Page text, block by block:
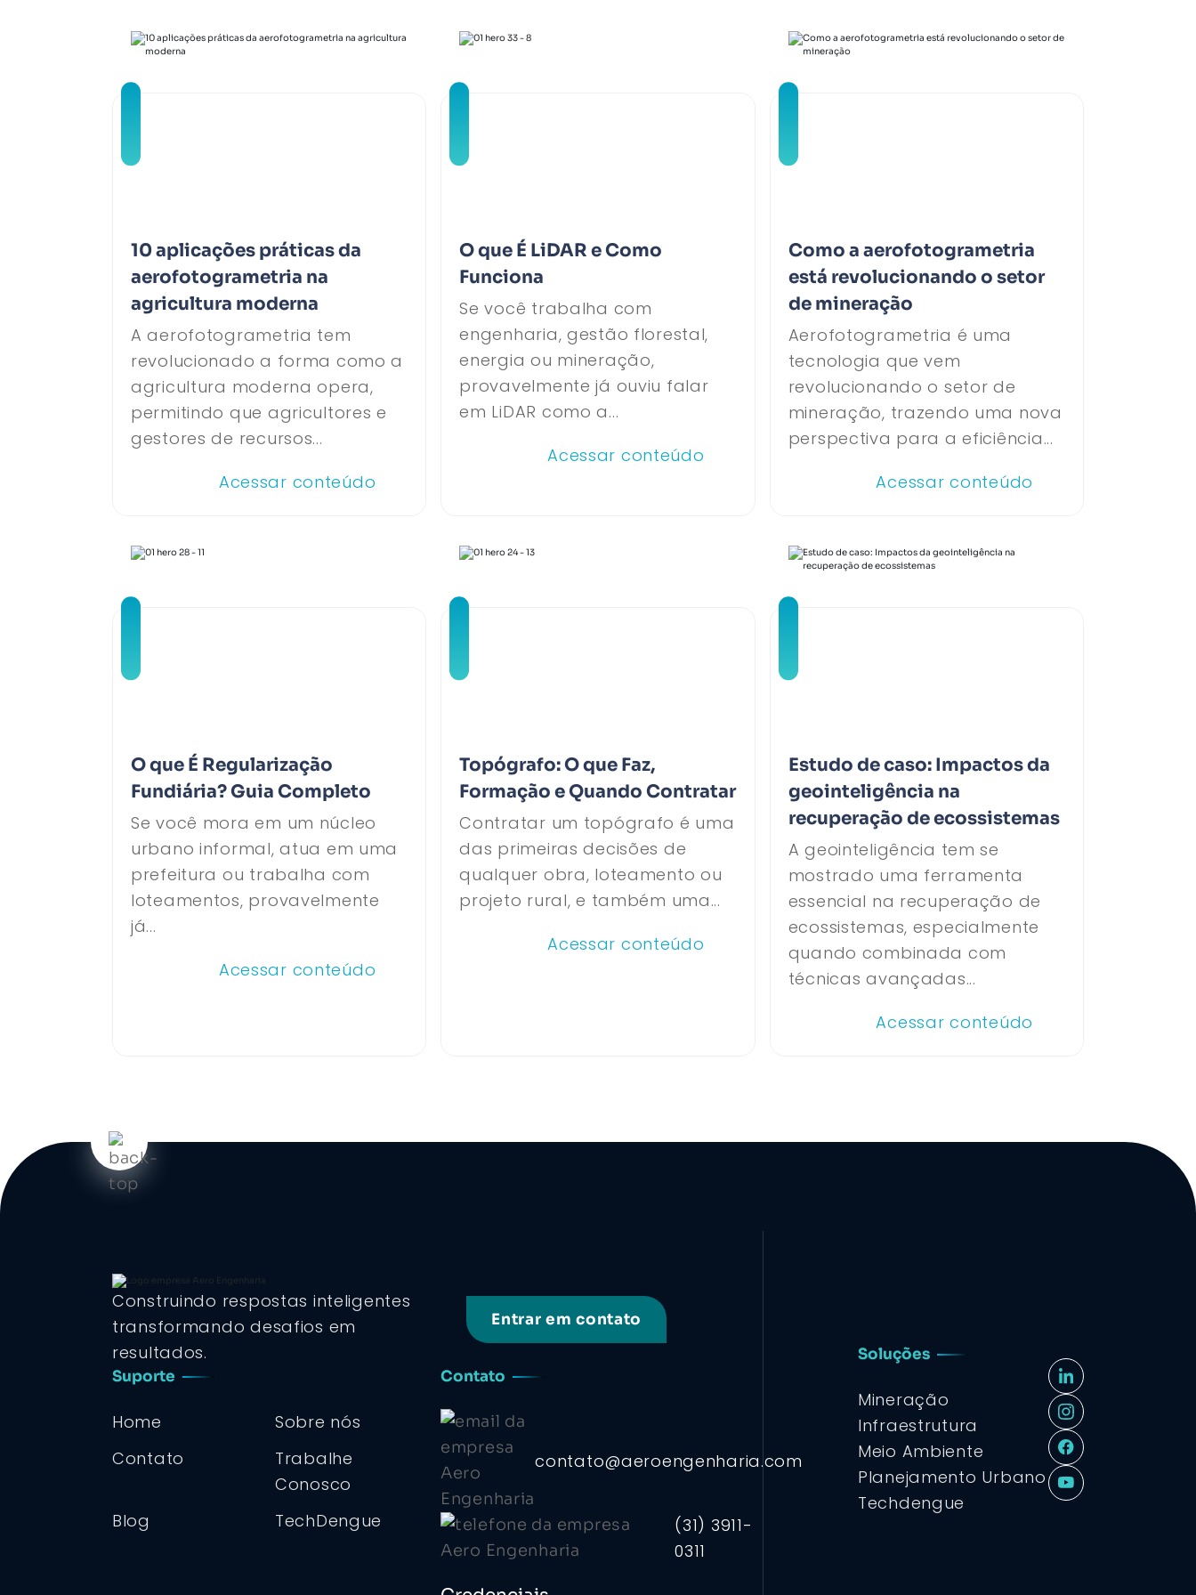
10 aplicações práticas da
aerofotogrametria na
agricultura moderna
A aerofotogrametria tem
revolucionado a forma como a
agricultura moderna opera,
permitindo que agricultores e
gestores de recursos...
Acessar conteúdo
O que É LiDAR e Como
Funciona
Se você trabalha com
engenharia, gestão florestal,
energia ou mineração,
provavelmente já ouviu falar
em LiDAR como a...
Acessar conteúdo
Como a aerofotogrametria
está revolucionando o setor
de mineração
Aerofotogrametria é uma
tecnologia que vem
revolucionando o setor de
mineração, trazendo uma nova
perspectiva para a eficiência...
Acessar conteúdo
O que É Regularização
Fundiária? Guia Completo
Se você mora em um núcleo
urbano informal, atua em uma
prefeitura ou trabalha com
loteamentos, provavelmente
já...
Acessar conteúdo
Topógrafo: O que Faz,
Formação e Quando Contratar
Contratar um topógrafo é uma
das primeiras decisões de
qualquer obra, loteamento ou
projeto rural, e também uma...
Acessar conteúdo
Estudo de caso: Impactos da
geointeligência na
recuperação de ecossistemas
A geointeligência tem se
mostrado uma ferramenta
essencial na recuperação de
ecossistemas, especialmente
quando combinada com
técnicas avançadas...
Acessar conteúdo
Construindo respostas inteligentes
transformando desafios em
resultados.
Entrar em contato
Suporte
Home
Sobre nós
Contato
Trabalhe
Conosco
Blog
TechDengue
Contato
contato@aeroengenharia.com
(31) 3911-
0311
Soluções
Mineração
Infraestrutura
Meio Ambiente
Planejamento Urbano
Techdengue